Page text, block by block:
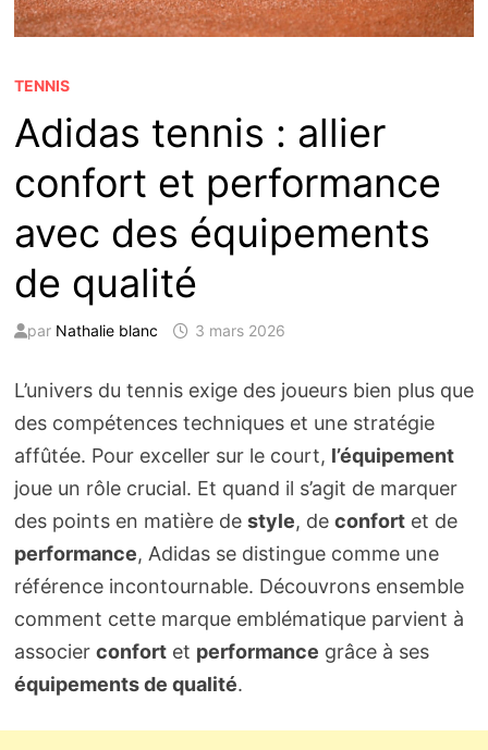
TENNIS
Adidas tennis : allier
confort et performance
avec des équipements
de qualité
par Nathalie blanc 3 mars 2026
L’univers du tennis exige des joueurs bien plus que
des compétences techniques et une stratégie
affûtée. Pour exceller sur le court, l’équipement
joue un rôle crucial. Et quand il s’agit de marquer
des points en matière de style, de confortet de
performance, Adidas se distingue comme une
référence incontournable. Découvrons ensemble
comment cette marque emblématique parvient à
associer confortet performance grâce à ses
équipements de qualité.